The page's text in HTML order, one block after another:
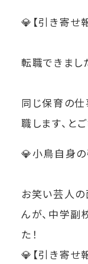
💎 【引き寄せ
転職できまし
同じ保育の
職します、と
💎小鳥自身
お笑い芸人
んが、中学副
た！
💎 【引き寄